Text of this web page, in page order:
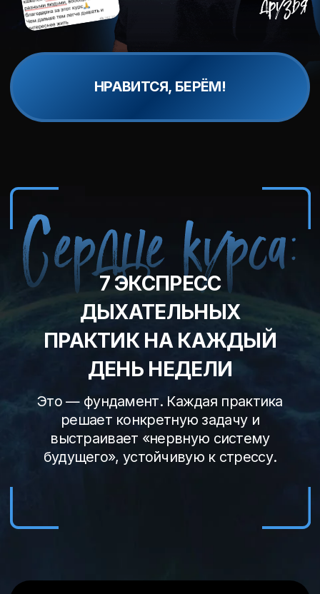
ДЫХАТЕЛЬНЫХ
ПРАКТИК НА КАЖДЫЙ
Практика
«АКТИВАЦИЯ
ЭНЕРГИИ ТЕЛА».
Что делает: Конвертирует
энергетические блоки в чистую
энергию, снимает мышечные
зажимы, пробуждает спящие
ресурсы тела.
Если вы не включите тело
правильно, то нет смысла о чём-
СЕКСУАЛЬНОСТЬ»